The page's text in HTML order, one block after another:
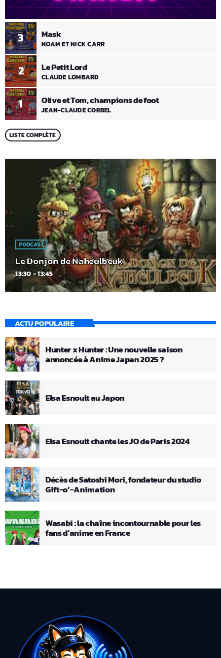
1 Olive et Tom, champions de foot
JEAN-CLAUDE CORBEL
2 Le Petit Lord
CLAUDE LOMBARD
3 Mask
NOAM ET NICK CARR
LISTE COMPLÈTE
PODCAST
Le Donjon de Naheulbeuk
13:30 - 13:45
ACTU POPULAIRE
Hunter x Hunter : Une nouvelle saison
annoncée à Anime Japan 2025 ?
Elsa Esnoult au Japon
Elsa Esnoult chante les JO de Paris 2024
Décès de Satoshi Mori, fondateur du studio
Gift-o’-Animation
Wasabi : la chaîne incontournable pour les
fans d’anime en France